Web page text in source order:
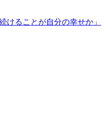
ることが自分の幸せか」